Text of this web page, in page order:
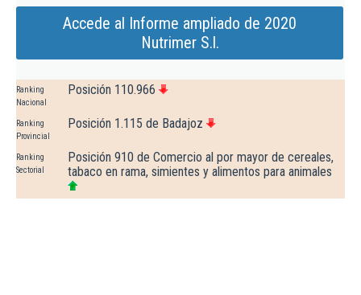
Accede al Informe ampliado de 2020
Nutrimer S.l.
Ranking
Nacional
Posición 110.966
Ranking
Provincial
Posición 1.115 de Badajoz
Ranking
Sectorial
Posición 910 de Comercio al por mayor de cereales,
tabaco en rama, simientes y alimentos para animales